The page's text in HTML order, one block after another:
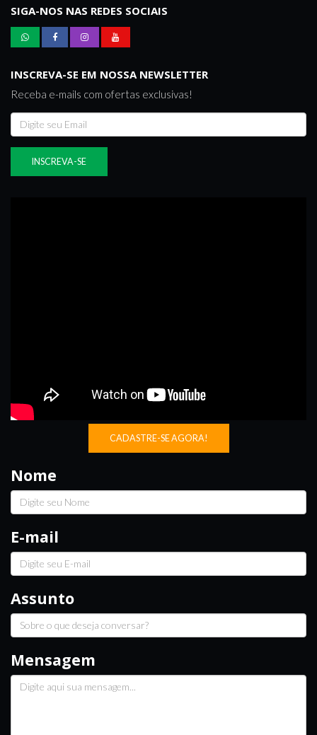
SIGA-NOS NAS REDES SOCIAIS
INSCREVA-SE EM NOSSA NEWSLETTER
Receba e-mails com ofertas exclusivas!
Nome
E-mail
Assunto
Mensagem